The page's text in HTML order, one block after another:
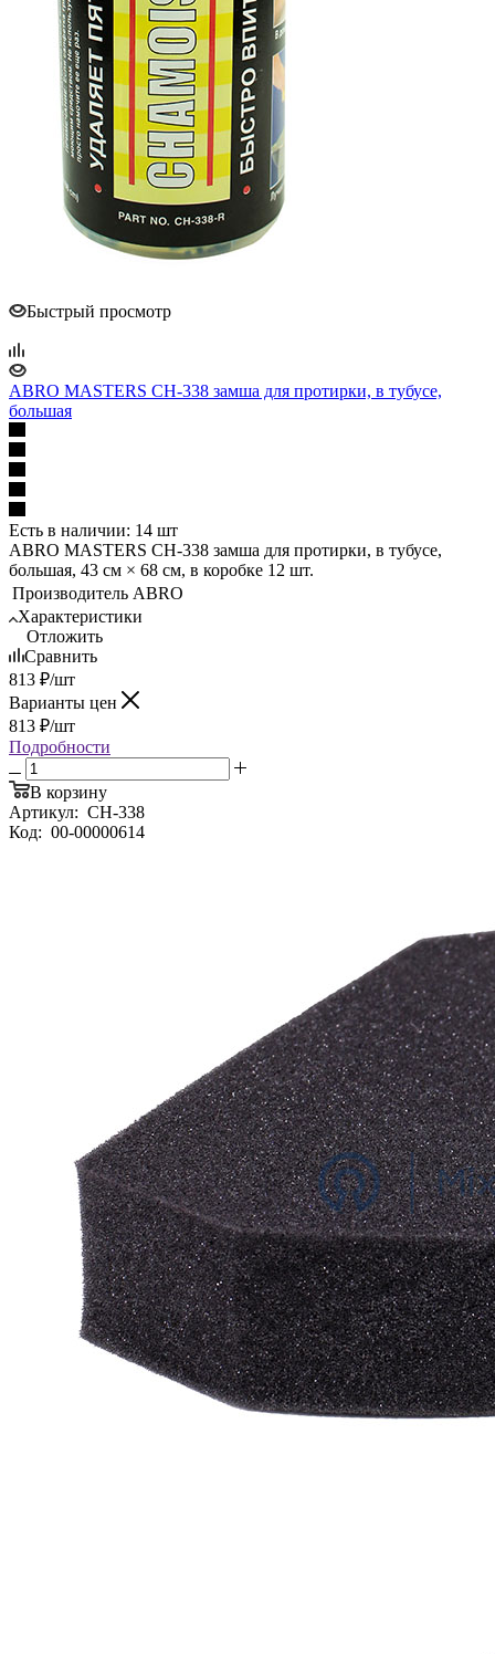
Быстрый просмотр
ABRO MASTERS CH-338 замша для протирки, в тубусе,
большая
Есть в наличии: 14 шт
ABRO MASTERS CH-338 замша для протирки, в тубусе,
большая, 43 см × 68 см, в коробке 12 шт.
Производитель ABRO
Характеристики
Отложить
Сравнить
813 ₽/шт
Варианты цен
813 ₽/шт
Подробности
В корзину
Артикул: CH-338
Код: 00-00000614